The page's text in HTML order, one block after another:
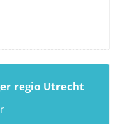
regio Utrecht